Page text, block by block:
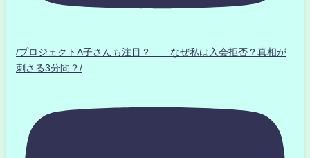
/プロジェクトA子さんも注目？ なぜ私は入会拒否？真相が
刺さる3分間？/